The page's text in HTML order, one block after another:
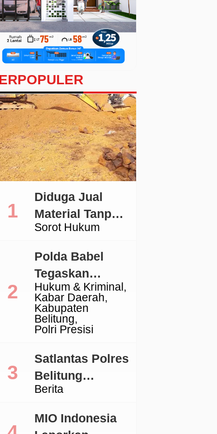
Sorot Hukum
Diduga Jual
Material Tanpa
Izin, Aktivitas
Lingga Jadi
Sorotan
Hukum & Kriminal
Kabar Daerah
Kabupaten
Belitung
Polri Presisi
Polda Babel
Tegaskan
Komitmen
Penegakan
Hukum Terkait
Pasir Timah
Ilegal Di
Belitung
Berita
Satlantas Polres
Belitung
Tertibkan
dengan TNKB
MIO Indonesia